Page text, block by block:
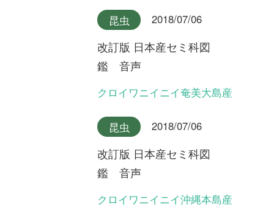
有料会員利用規約｜お問い合わせ プライバ
シーについて
特定商取引法に基づく表示 ｜ 運営会社 ｜インプレスグル
ープ
Copyright ©2016 Yama-kei Publishers co.,Ltd.
An impress Group Company. All rights reserved.